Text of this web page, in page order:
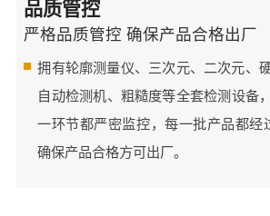
品质管控
严格品质管控 确保产品合格出厂
拥有轮廓测量仪、三次元、二次元、
自动检测机、粗糙度等全套检测设备
一环节都严密监控，每一批产品都经
确保产品合格方可出厂。